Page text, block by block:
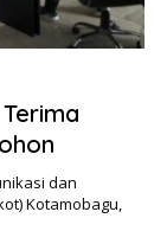
dan
Kotamobagu,